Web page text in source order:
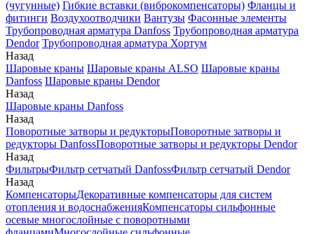
(чугунные) Гибкие вставки (виброкомпенсаторы) Фланцы и
фитинги Воздухоотводчики Вантузы Фасонные элементы
Трубопроводная арматура Danfoss Трубопроводная арматура
Dendor Трубопроводная арматура Хортум
Назад
Шаровые краны Шаровые краны ALSO Шаровые краны
Danfoss Шаровые краны Dendor
Назад
Шаровые краны Danfoss
Назад
Поворотные затворы и редукторыПоворотные затворы и
редукторы DanfossПоворотные затворы и редукторы Dendor
Назад
ФильтрыФильтр сетчатый DanfossФильтр сетчатый Dendor
Назад
КомпенсаторыДекоративные компенсаторы для систем
отопления и водоснабженияКомпенсаторы сильфонные
осевые многослойные с поворотными